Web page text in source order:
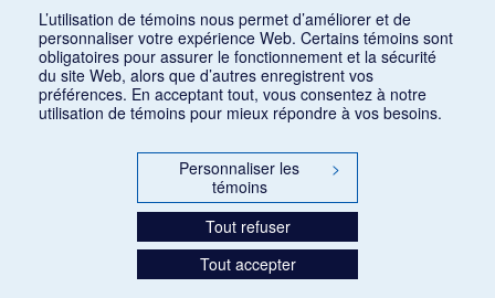
L’utilisation de témoins nous permet d’améliorer et de
personnaliser votre expérience Web. Certains témoins sont
obligatoires pour assurer le fonctionnement et la sécurité
du site Web, alors que d’autres enregistrent vos
préférences. En acceptant tout, vous consentez à notre
utilisation de témoins pour mieux répondre à vos besoins.
Personnaliser les
témoins
>
Tout refuser
Tout accepter